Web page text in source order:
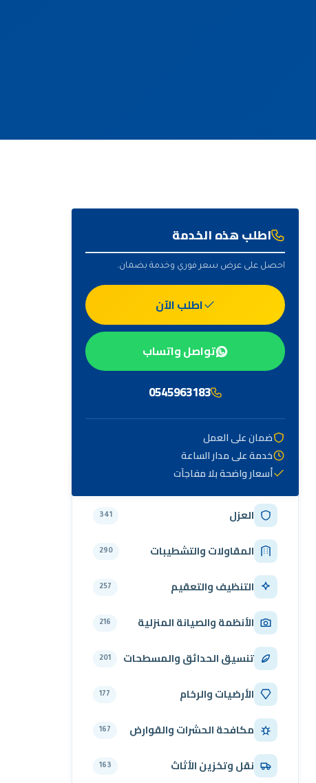
اطلب هذه الخدمة
احصل على عرض سعر فوري وخدمة بضمان.
اطلب الآن
تواصل واتساب
0545963183
ضمان على العمل
خدمة على مدار الساعة
أسعار واضحة بلا مفاجآت
أهم التصنيفات
العزل 341
المقاولات والتشطيبات 290
التنظيف والتعقيم 257
الأنظمة والصيانة المنزلية 216
تنسيق الحدائق والمسطحات 201
الأرضيات والرخام 177
مكافحة الحشرات والقوارض 167
نقل وتخزين الأثاث 163